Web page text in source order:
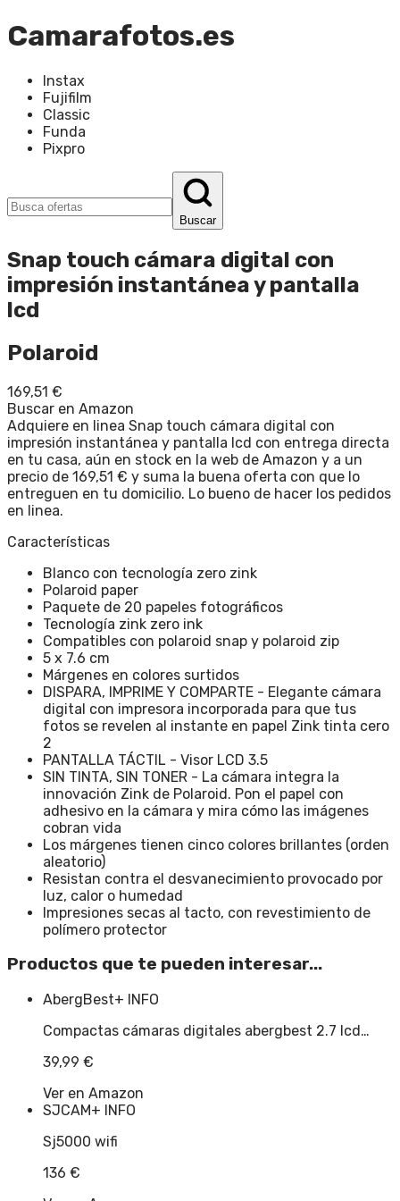
Camarafotos.es
Instax
Fujifilm
Classic
Funda
Pixpro
Buscar
Snap touch cámara digital con
impresión instantánea y pantalla
lcd
Polaroid
169,51 €
Buscar en Amazon
Adquiere en linea Snap touch cámara digital con
impresión instantánea y pantalla lcd con entrega directa
en tu casa, aún en stock en la web de Amazon y a un
precio de 169,51 € y suma la buena oferta con que lo
entreguen en tu domicilio. Lo bueno de hacer los pedidos
en linea.
Características
Blanco con tecnología zero zink
Polaroid paper
Paquete de 20 papeles fotográficos
Tecnología zink zero ink
Compatibles con polaroid snap y polaroid zip
5 x 7.6 cm
Márgenes en colores surtidos
DISPARA, IMPRIME Y COMPARTE - Elegante cámara
digital con impresora incorporada para que tus
fotos se revelen al instante en papel Zink tinta cero
2
PANTALLA TÁCTIL - Visor LCD 3.5
SIN TINTA, SIN TONER - La cámara integra la
innovación Zink de Polaroid. Pon el papel con
adhesivo en la cámara y mira cómo las imágenes
cobran vida
Los márgenes tienen cinco colores brillantes (orden
aleatorio)
Resistan contra el desvanecimiento provocado por
luz, calor o humedad
Impresiones secas al tacto, con revestimiento de
polímero protector
Productos que te pueden interesar...
AbergBest+ INFO
Compactas cámaras digitales abergbest 2.7 lcd…
39,99 €
Ver en Amazon
SJCAM+ INFO
Sj5000 wifi
136 €